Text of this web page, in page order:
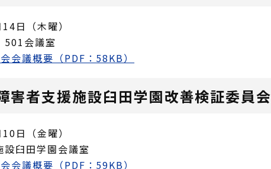
日（木曜）
会議室
会議概要（PDF：58KB）
害者支援施設臼田学園改善検証委員会
日（金曜）
臼田学園会議室
会議概要（PDF：59KB）